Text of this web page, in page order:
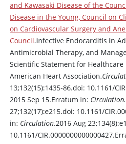
and Kawasaki Disease of the
Disease in the Young, Council on
on Cardiovascular Surgery and
Council.Infective Endocarditis in
Antimicrobial Therapy, and
Scientific Statement for
American Heart Association.
13;132(15):1435-86.doi: 10.1161/
2015 Sep 15.Erratum in: Circulation.
27;132(17):e215.doi: 10.1161/
in: Circulation.2016 Aug
10.1161/